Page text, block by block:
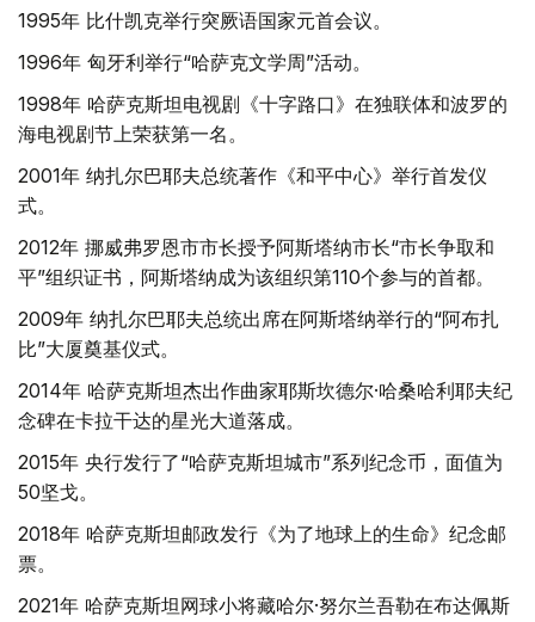
1995年 比什凯克举行突厥语国家元首会议。
1996年 匈牙利举行“哈萨克文学周”活动。
1998年 哈萨克斯坦电视剧《十字路口》在独联体和波罗的
海电视剧节上荣获第一名。
2001年 纳扎尔巴耶夫总统著作《和平中心》举行首发仪
式。
2012年 挪威弗罗恩市市长授予阿斯塔纳市长“市长争取和
平”组织证书，阿斯塔纳成为该组织第110个参与的首都。
2009年 纳扎尔巴耶夫总统出席在阿斯塔纳举行的“阿布扎
比”大厦奠基仪式。
2014年 哈萨克斯坦杰出作曲家耶斯坎德尔·哈桑哈利耶夫纪
念碑在卡拉干达的星光大道落成。
2015年 央行发行了“哈萨克斯坦城市”系列纪念币，面值为
50坚戈。
2018年 哈萨克斯坦邮政发行《为了地球上的生命》纪念邮
票。
2021年 哈萨克斯坦网球小将藏哈尔·努尔兰吾勒在布达佩斯